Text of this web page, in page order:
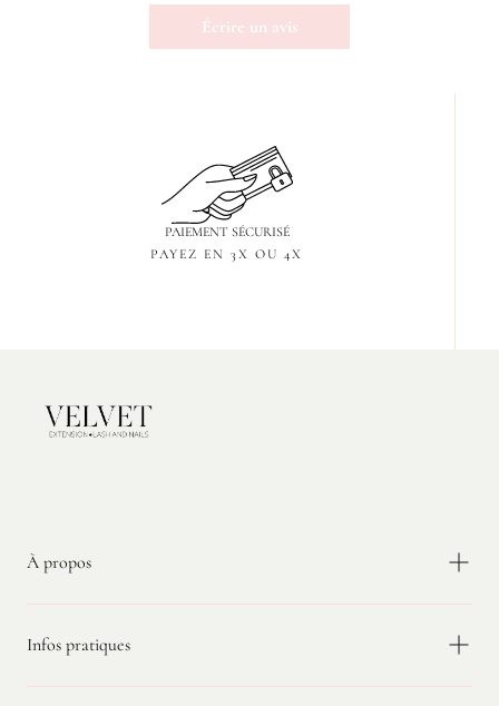
Écrire un avis
PAIEMENT SÉCURISÉ
PAYEZ EN 3X OU 4X
À propos
Infos pratiques